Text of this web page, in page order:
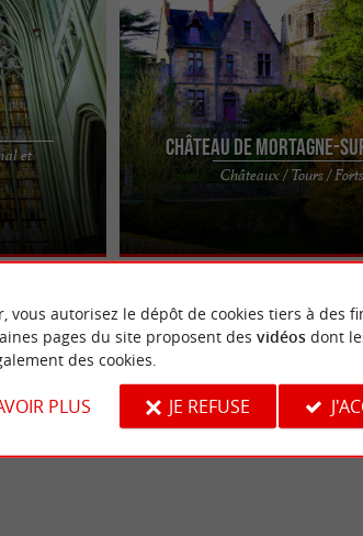
et
Sèvre se
vous y
Château de Mortagne-
Châteaux / Tours /
Le Château de Mortagne-sur-Sèvre
château fort, du début du 14ème
bâtisse a une ...
vous autorisez le dépôt de cookies tiers à des
pages du site proposent des vidéosdont
des cookies.
PLUS JE REFUSE